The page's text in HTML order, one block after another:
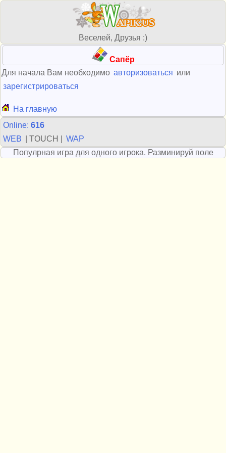
Веселей, Друзья :)
Сапёр
Для начала Вам необходимо авторизоваться или
зарегистрироваться
На главную
Online: 616
WEB
| TOUCH |
WAP
Популрная игра для одного игрока. Разминируй поле